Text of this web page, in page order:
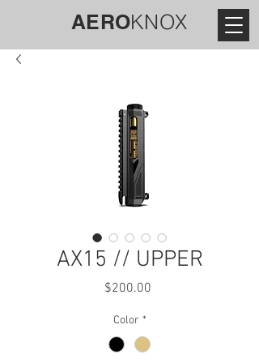
AEROKNOX
AX15 // UPPER
$200.00Price
Color *